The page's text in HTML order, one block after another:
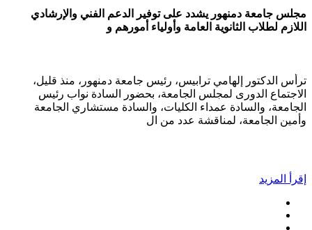
مجلس جامعة دمنهور يشدد على توفير الدعم الفني والإرشادي
اللازم لطلاب الثانوية العامة وأولياء أمورهم و
ترأس الدكتور إلهامي ترابيس، رئيس جامعة دمنهور، منذ قليل،
الاجتماع الدورى لمجلس الجامعة، بحضور السادة نواب رئيس
الجامعة، والسادة عمداء الكليات، والسادة مستشاري الجامعة
وأمين الجامعة، لمناقشة عدد من ال
إقرأ المزيد